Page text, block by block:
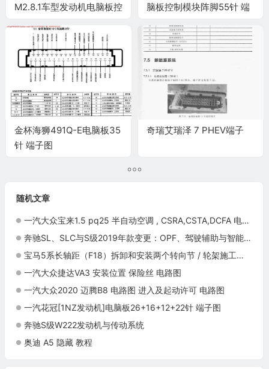
M2.8.1车型发动机电脑板控
脑板控制模块阵脚55针 端
金杯海狮491Q-E电脑板35
针 端子图
奇瑞艾瑞泽 7 PHEV端子
随机文章
一汽大众宝来1.5 pq25 半自动空调 , CSRA,CSTA,DCFA 电路图
奔驰SL、SLC与S级2019年款变更：OPF、驾驶辅助与智能互联
宝马5系长轴距（F18）拆卸和安装两个转向节 / 轮架施工与复检标准
一汽大众捷达VA3 安装位置 保险丝 电路图
一汽大众2020 迈腾B8 电路图 进入及起动许可 电路图
一汽花冠[1NZ发动机]电脑板26+16+12+22针 端子图
奔驰S级W222发动机与传动系统
奥迪 A5 隐藏 教程